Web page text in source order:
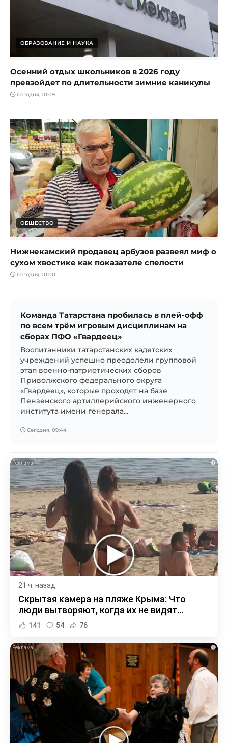
ОБРАЗОВАНИЕ И НАУКА
Осенний отдых школьников в 2026 году
превзойдет по длительности зимние каникулы
Сегодня, 10:09
ОБЩЕСТВО
Нижнекамский продавец арбузов развеял миф о
сухом хвостике как показателе спелости
Сегодня, 10:00
Команда Татарстана пробилась в плей-офф
по всем трём игровым дисциплинам на
сборах ПФО «Гвардеец»
Воспитанники татарстанских кадетских
учреждений успешно преодолели групповой
этап военно-патриотических сборов
Приволжского федерального округа
«Гвардеец», которые проходят на базе
Пензенского артиллерийского инженерного
института имени генерала...
Сегодня, 09:44
i
21 ч. назад
Скрытая камера на пляже Крыма: Что
люди вытворяют, когда их не видят...
141 54 76
i